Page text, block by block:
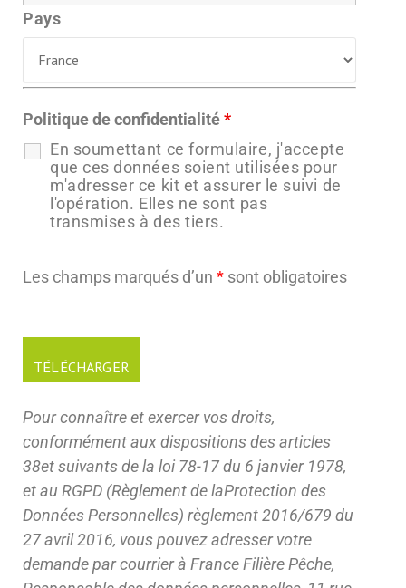
Pays
Politique de confidentialité*
En soumettant ce formulaire, j'accepte
que ces données soient utilisées pour
m'adresser ce kit et assurer le suivi de
l'opération. Elles ne sont pas
transmises à des tiers.
Les champs marqués d’un * sont obligatoires
Pour connaître et exercer vos droits,
conformément aux dispositions des articles
38et suivants de la loi 78-17 du 6 janvier 1978,
et au RGPD (Règlement de laProtection des
Données Personnelles) règlement 2016/679 du
27 avril 2016, vous pouvez adresser votre
demande par courrier à France Filière Pêche,